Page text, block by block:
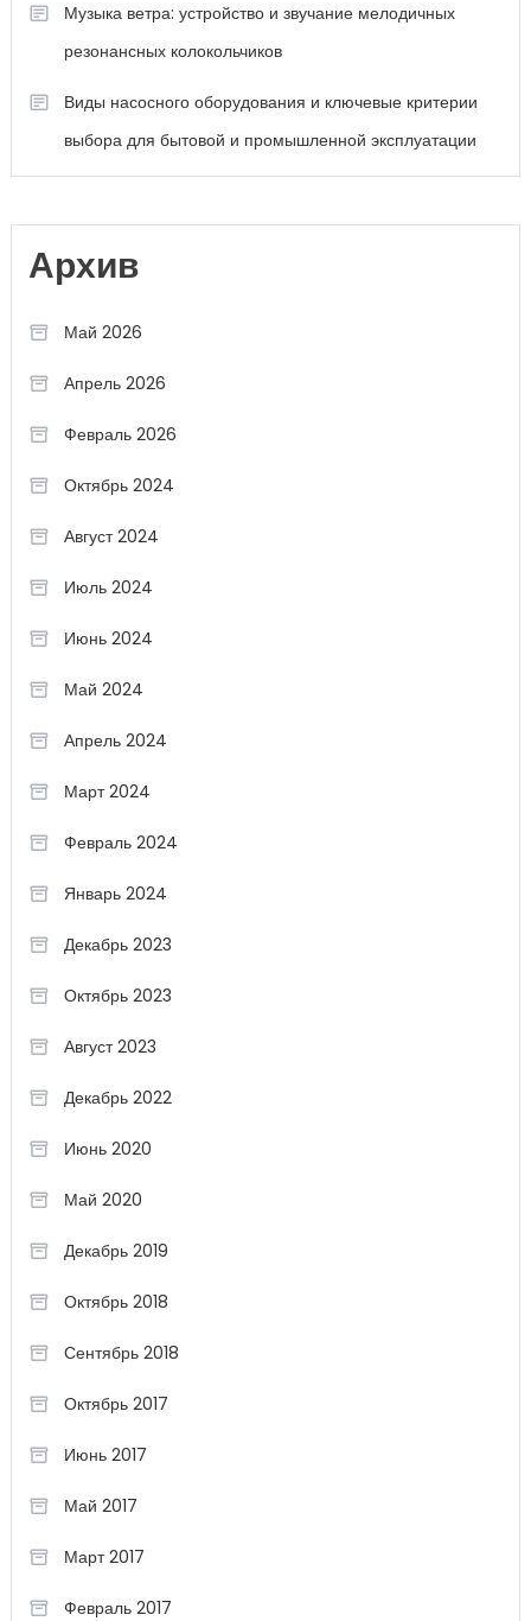
Музыка ветра: устройство и звучание мелодичных
резонансных колокольчиков
Виды насосного оборудования и ключевые критерии
выбора для бытовой и промышленной эксплуатации
Архив
Май 2026
Апрель 2026
Февраль 2026
Октябрь 2024
Август 2024
Июль 2024
Июнь 2024
Май 2024
Апрель 2024
Март 2024
Февраль 2024
Январь 2024
Декабрь 2023
Октябрь 2023
Август 2023
Декабрь 2022
Июнь 2020
Май 2020
Декабрь 2019
Октябрь 2018
Сентябрь 2018
Октябрь 2017
Июнь 2017
Май 2017
Март 2017
Февраль 2017